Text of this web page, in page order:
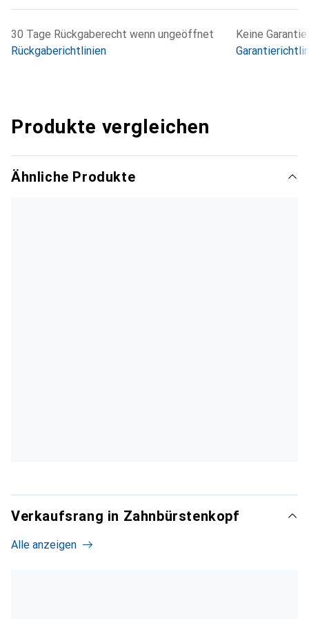
30 Tage Rückgaberecht wenn ungeöffnet
Rückgaberichtlinien
Keine Garantie
Produkte vergleichen
Ähnliche Produkte
Verkaufsrang in Zahnbürstenkopf
Alle anzeigen